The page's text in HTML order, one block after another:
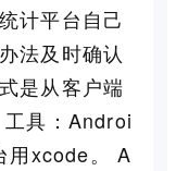
计平台自己
法及时确认
是从客户端
具：Androi
用xcode。 A